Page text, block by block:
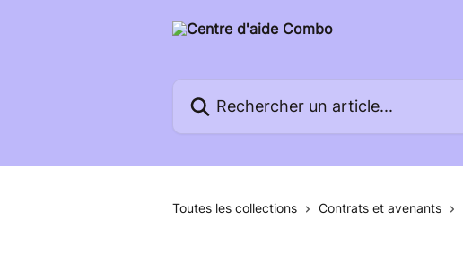
Toutes les collections Contrats et avenants